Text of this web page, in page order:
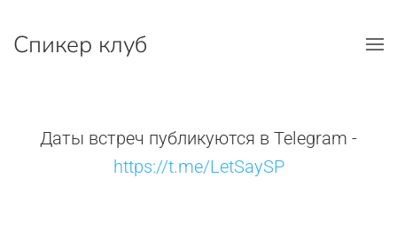
Перейти к содержимому
Спикер клуб
Даты встреч публикуются в Telegram -
https://t.me/LetSaySP